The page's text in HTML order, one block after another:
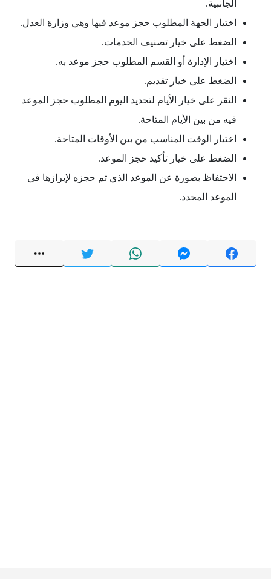
الجانبية.
اختيار الجهة المطلوب حجز موعد فيها وهي وزارة العدل.
الضغط على خيار تصنيف الخدمات.
اختيار الإدارة أو القسم المطلوب حجز موعد به.
الضغط على خيار تقديم.
النقر على خيار الأيام لتحديد اليوم المطلوب حجز الموعد
فيه من بين الأيام المتاحة.
اختيار الوقت المناسب من بين الأوقات المتاحة.
الضغط على خيار تأكيد حجز الموعد.
الاحتفاظ بصورة عن الموعد الذي تم حجزه لإبرازها في
الموعد المحدد.